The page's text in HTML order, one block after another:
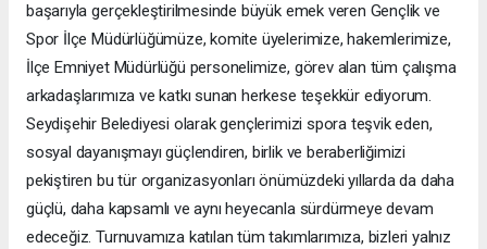
başarıyla gerçekleştirilmesinde büyük emek veren Gençlik ve
Spor İlçe Müdürlüğümüze, komite üyelerimize, hakemlerimize,
İlçe Emniyet Müdürlüğü personelimize, görev alan tüm çalışma
arkadaşlarımıza ve katkı sunan herkese teşekkür ediyorum.
Seydişehir Belediyesi olarak gençlerimizi spora teşvik eden,
sosyal dayanışmayı güçlendiren, birlik ve beraberliğimizi
pekiştiren bu tür organizasyonları önümüzdeki yıllarda da daha
güçlü, daha kapsamlı ve aynı heyecanla sürdürmeye devam
edeceğiz. Turnuvamıza katılan tüm takımlarımıza, bizleri yalnız